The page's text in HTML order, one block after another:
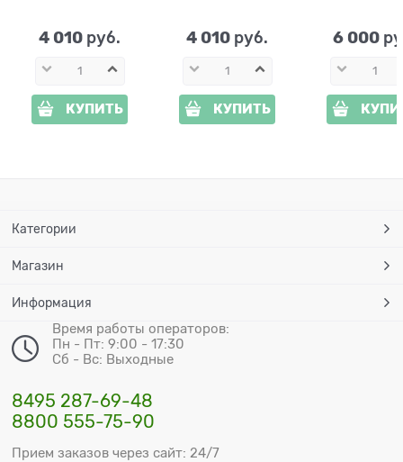
4 010 руб.
КУПИТЬ
4 010 руб.
КУПИТЬ
участка 810-
6 000
Категории
Магазин
Информация
Время работы операторов:
Пн - Пт: 9:00 - 17:30
Сб - Вс: Выходные
8495 287-69-48
8800 555-75-90
Прием заказов через сайт: 24/7